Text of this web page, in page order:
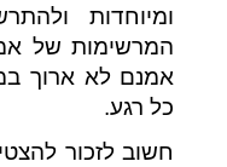
ומיוחדות
המרשימות של
כל רגע.
חשוב לזכור